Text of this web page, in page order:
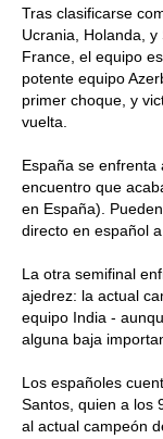
Tras clasificarse
Ucrania, Holanda,
France, el equipo
potente equipo
primer choque, y
vuelta.
España se enfrenta
encuentro que
en España).
directo en español
La otra semifinal
ajedrez: la actual
equipo India -
alguna baja
Los españoles
Santos, quien a los
al actual campeón